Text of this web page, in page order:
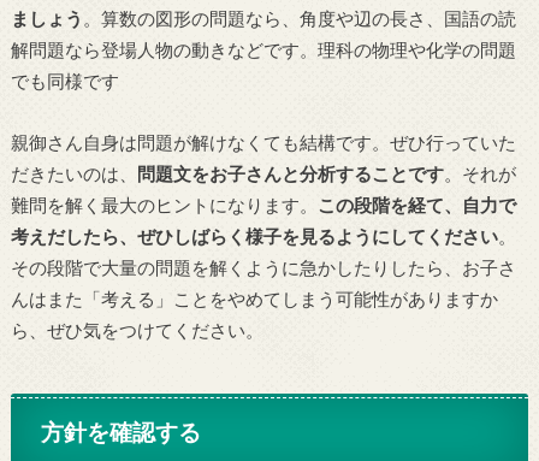
ましょう 。算数の図形の問題なら、角度や辺の長さ、国語の読
解問題なら登場人物の動きなどです。理科の物理や化学の問題
でも同様です
親御さん自身は問題が解けなくても結構です。ぜひ行っていた
だきたいのは、 問題文をお子さんと分析することです。それが
難問を解く最大のヒントになります。 この段階を経て、自力で
考えだしたら、ぜひしばらく様子を見るようにしてください。
その段階で大量の問題を解くように急かしたりしたら、お子さ
んはまた「考える」ことをやめてしまう可能性がありますか
ら、ぜひ気をつけてください。
方針を確認する